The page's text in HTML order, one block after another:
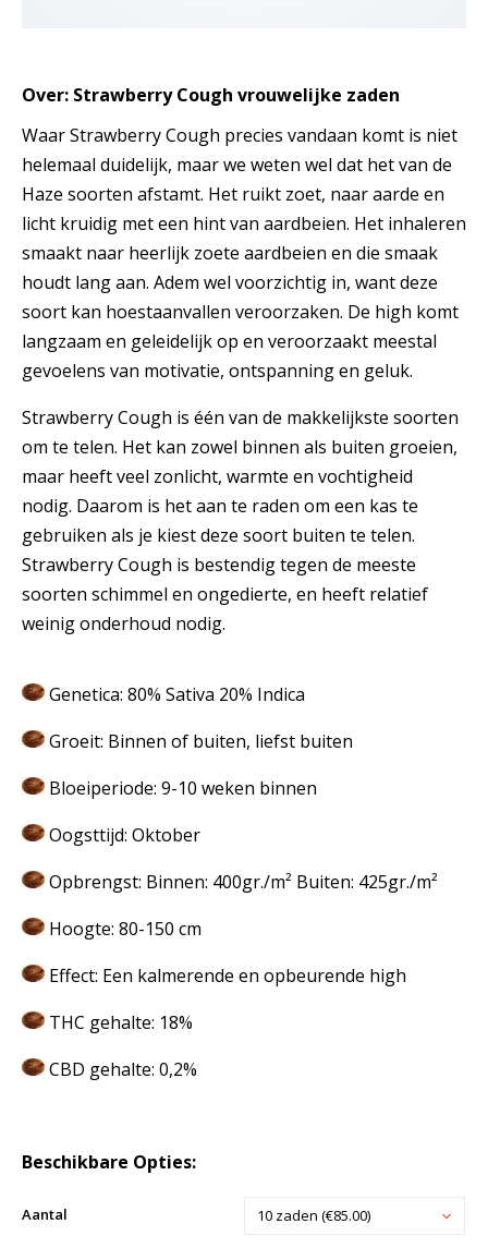
Over: Strawberry Cough vrouwelijke zaden
Waar Strawberry Cough precies vandaan komt is niet
helemaal duidelijk, maar we weten wel dat het van de
Haze soorten afstamt. Het ruikt zoet, naar aarde en
licht kruidig met een hint van aardbeien. Het inhaleren
smaakt naar heerlijk zoete aardbeien en die smaak
houdt lang aan. Adem wel voorzichtig in, want deze
soort kan hoestaanvallen veroorzaken. De high komt
langzaam en geleidelijk op en veroorzaakt meestal
gevoelens van motivatie, ontspanning en geluk.
Strawberry Cough is één van de makkelijkste soorten
om te telen. Het kan zowel binnen als buiten groeien,
maar heeft veel zonlicht, warmte en vochtigheid
nodig. Daarom is het aan te raden om een kas te
gebruiken als je kiest deze soort buiten te telen.
Strawberry Cough is bestendig tegen de meeste
soorten schimmel en ongedierte, en heeft relatief
weinig onderhoud nodig.
Genetica: 80% Sativa 20% Indica
Groeit: Binnen of buiten, liefst buiten
Bloeiperiode: 9-10 weken binnen
Oogsttijd: Oktober
Opbrengst: Binnen: 400gr./m² Buiten: 425gr./m²
Hoogte: 80-150 cm
Effect: Een kalmerende en opbeurende high
THC gehalte: 18%
CBD gehalte: 0,2%
Beschikbare Opties:
Aantal 10 zaden (€85.00)